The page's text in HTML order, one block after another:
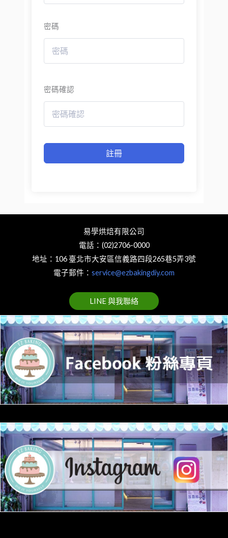
密碼
密碼確認
註冊
易學烘焙有限公司
電話：(02)2706-0000
地址：106 臺北市大安區信義路四段265巷5弄3號
電子郵件： service@ezbakingdiy.com
LINE 與我聯絡